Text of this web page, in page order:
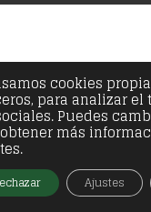
cookies
para analizar el
Puedes
más
Ajustes